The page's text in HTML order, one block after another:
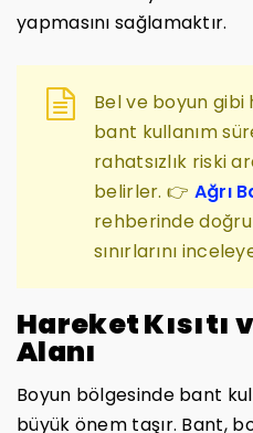
yapmasını sağlamaktır.
Bel ve boyun
bant kullanım
rahatsızlık riski
belirler. 👉 Ağrı
rehberinde
sınırlarını
Hareket Kısıtı
Alanı
Boyun bölgesinde bant
büyük önem taşır. Bant,